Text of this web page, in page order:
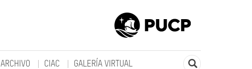
ARCHIVO CIAC GALERÍA VIRTUAL